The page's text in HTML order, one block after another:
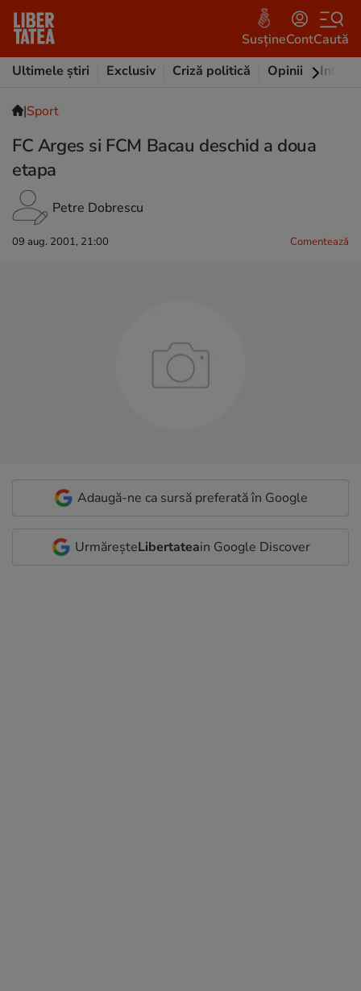
SusțineContCaută
Ultimele știri
Exclusiv Criză politică Opinii
|Sport
FC Arges si FCM Bacau deschid a doua
etapa
Petre Dobrescu
09 aug. 2001, 21:00 Comentează
Adaugă-ne ca sursă preferată în Google
UrmăreșteLibertateain Google Discover